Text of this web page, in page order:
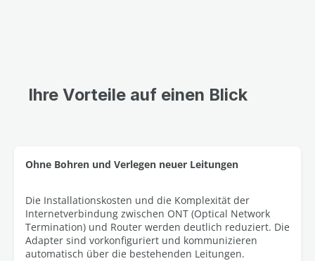
Ihre Vorteile auf einen Blick
Ohne Bohren und Verlegen neuer Leitungen
Die Installationskosten und die Komplexität der
Internetverbindung zwischen ONT (Optical Network
Termination) und Router werden deutlich reduziert. Die
Adapter sind vorkonfiguriert und kommunizieren
automatisch über die bestehenden Leitungen.